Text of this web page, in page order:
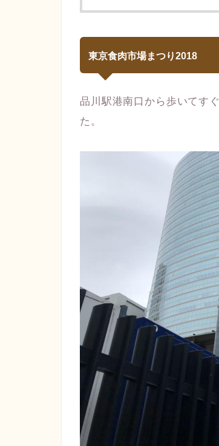
東京食肉市場まつり2018
品川駅港南口から歩いてす
た。